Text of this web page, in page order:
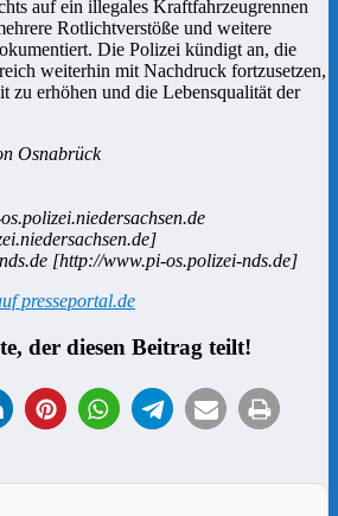
auf ein illegales Kraftfahrzeugrennen
Rotlichtverstöße und weitere
Die Polizei kündigt an, die
weiterhin mit Nachdruck fortzusetzen,
zu erhöhen und die Lebensqualität der
Osnabrück
[http://www.pi-os.polizei-nds.de]
presseportal.de
der diesen Beitrag teilt!